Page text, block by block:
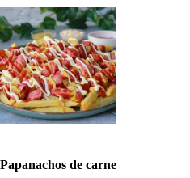
Papanachos de carne